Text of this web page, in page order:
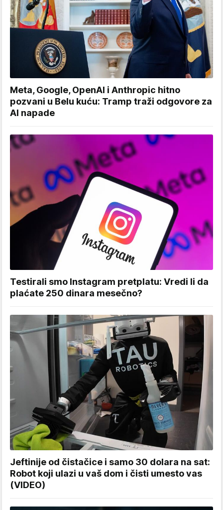
Meta, Google, OpenAI i Anthropic hitno
pozvani u Belu kuću: Tramp traži odgovore za
AI napade
Testirali smo Instagram pretplatu: Vredi li da
plaćate 250 dinara mesečno?
Jeftinije od čistačice i samo 30 dolara na sat:
Robot koji ulazi u vaš dom i čisti umesto vas
(VIDEO)